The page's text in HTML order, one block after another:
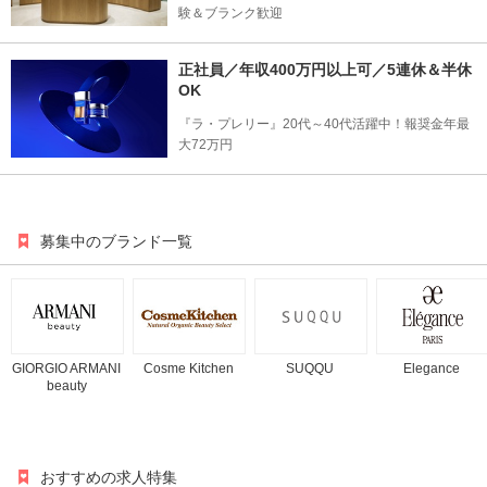
験＆ブランク歓迎
正社員／年収400万円以上可／5連休＆半休
OK
『ラ・プレリー』20代～40代活躍中！報奨金年最
大72万円
募集中のブランド一覧
GIORGIO ARMANI
beauty
Cosme Kitchen SUQQU Elegance
おすすめの求人特集